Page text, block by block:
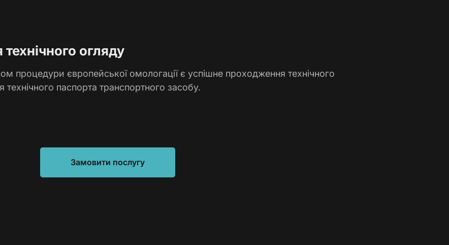
огляду
процедури європейської омологації є успішне проходження технічного
технічного паспорта транспортного засобу.
Замовити послугу